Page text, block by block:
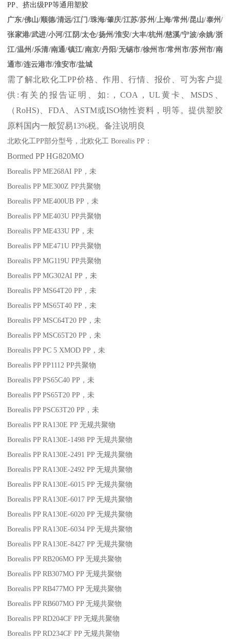
PP、挤出级PP等通用塑胶
广东/佛山/顺德/清远/江门/珠海/肇庆/江苏/苏州/上海/常州/昆山/泰州/
张家港/武进/小河/江阴/太仓/扬州/淮安/大丰/杭州/慈溪/宁波/余姚/浙
江/温州/乐清/南通/镇江/南京/丹阳/无锡市/徐州市/常州市/苏州市/南
通市/连云港市/淮安市/盐城
需了解北欧化工PP价格、作用、行情、报价、可为客户提
供 : 有关的报告证明、如 : ， COA，UL 黄卡、 MSDS 、
（RoHS)、 FDA、ASTM或ISO物性资料，明等。提供塑胶
原料国内一般贸易13%税。备注说明良
北欧化工PP部分型号，北欧化工 Borealis PP ：
Bormed PPHG820MO
Borealis PP ME268AI PP ，未
Borealis PP ME300Z PP共聚物
Borealis PP ME400UB PP ，未
Borealis PP ME403U PP共聚物
Borealis PP ME433U PP ，未
Borealis PP ME471U PP共聚物
Borealis PP MG119U PP共聚物
Borealis PP MG302AI PP ，未
Borealis PP MS64T20 PP ，未
Borealis PP MS65T40 PP ，未
Borealis PP MSC64T20 PP ，未
Borealis PP MSC65T20 PP ，未
Borealis PP PC 5 XMOD PP ，未
Borealis PP PP1112 PP共聚物
Borealis PP PS65C40 PP ，未
Borealis PP PS65T20 PP ，未
Borealis PP PSC63T20 PP ，未
Borealis PP RA130E PP无规共聚物
Borealis PP RA130E-1498 PP无规共聚物
Borealis PP RA130E-2491 PP无规共聚物
Borealis PP RA130E-2492 PP无规共聚物
Borealis PP RA130E-6015 PP无规共聚物
Borealis PP RA130E-6017 PP无规共聚物
Borealis PP RA130E-6020 PP无规共聚物
Borealis PP RA130E-6034 PP无规共聚物
Borealis PP RA130E-8427 PP无规共聚物
Borealis PP RB206MO PP无规共聚物
Borealis PP RB307MO PP无规共聚物
Borealis PP RB477MO PP无规共聚物
Borealis PP RB607MO PP无规共聚物
Borealis PP RD204CF PP无规共聚物
Borealis PP RD234CF PP无规共聚物